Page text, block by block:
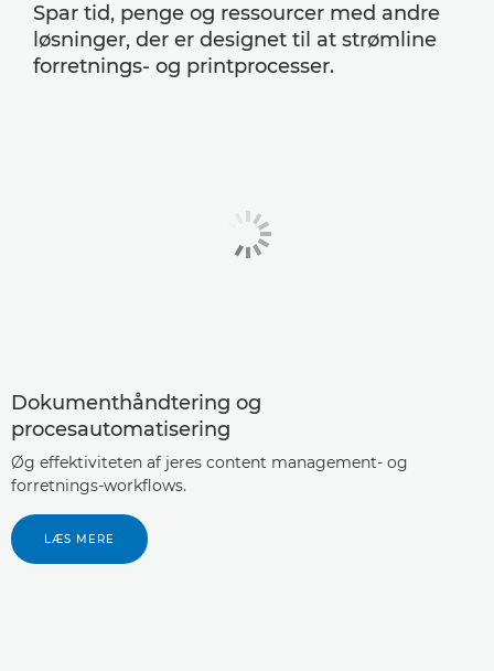
Spar tid, penge og ressourcer med andre
løsninger, der er designet til at strømline
forretnings- og printprocesser.
Dokumenthåndtering og
procesautomatisering
Øg effektiviteten af jeres content management- og
forretnings-workflows.
LÆS MERE